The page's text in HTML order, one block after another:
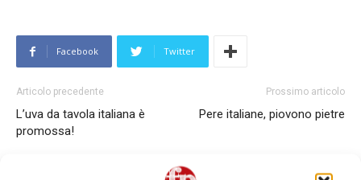
Facebook Twitter
Articolo precedente
L’uva da tavola italiana è
promossa!
Prossimo articolo
Pere italiane, piovono pietre